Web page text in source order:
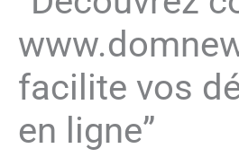
facilite vos
en ligne”